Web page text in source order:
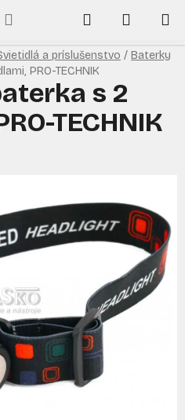
Hľadať
KOŠÍK
a príslušenstvo / Baterky
PRO-TECHNIK
s 2
TECHNIK